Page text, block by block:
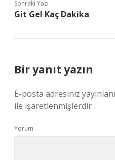
Sonraki Yazı
Git Gel Kaç Dakika
Bir yanıt yazın
E-posta adresiniz
ile işaretlenmişlerdir
Yorum